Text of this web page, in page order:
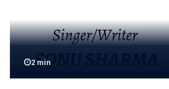
2 min